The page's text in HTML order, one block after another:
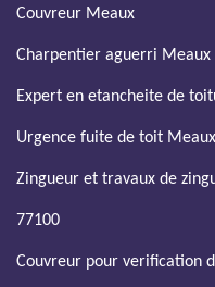
Couvreur Meaux
Charpentier aguerri Meaux
Expert en etancheite de
Urgence fuite de toit
Zingueur et travaux de
77100
Couvreur pour verification